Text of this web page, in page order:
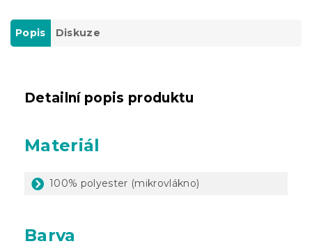
Popis Diskuze
Detailní popis produktu
Materiál
100% polyester (mikrovlákno)
Barva